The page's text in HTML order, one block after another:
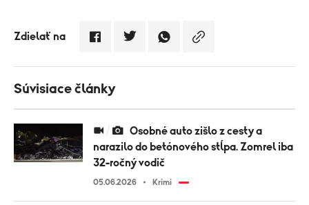
Zdielať na
Súvisiace články
narazilo do betónového stĺpa. Zomrel iba
32-ročný vodič
05.06.2026 Krimi